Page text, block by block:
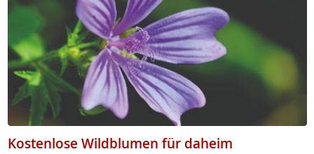
Kostenlose Wildblumen für daheim